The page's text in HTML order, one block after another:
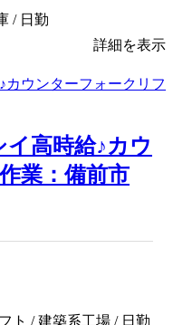
/ 日勤
詳細を表示
高時給♪カウ
業：備前市
ト / 建築系工場 / 日勤